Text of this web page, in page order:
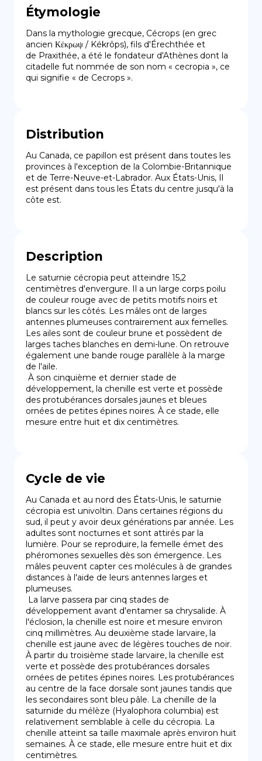
Étymologie
Dans la mythologie grecque, Cécrops (en grec
ancien Κέκρωψ / Kékrôps), fils d'Érechthée et
de Praxithée, a été le fondateur d'Athènes dont la
citadelle fut nommée de son nom « cecropia », ce
qui signifie « de Cecrops ».
Distribution
Au Canada, ce papillon est présent dans toutes les
provinces à l'exception de la Colombie-Britannique
et de Terre-Neuve-et-Labrador. Aux États-Unis, Il
est présent dans tous les États du centre jusqu'à la
côte est.
Description
Le saturnie cécropia peut atteindre 15,2
centimètres d'envergure. Il a un large corps poilu
de couleur rouge avec de petits motifs noirs et
blancs sur les côtés. Les mâles ont de larges
antennes plumeuses contrairement aux femelles.
Les ailes sont de couleur brune et possèdent de
larges taches blanches en demi-lune. On retrouve
également une bande rouge parallèle à la marge
de l'aile.
développement, la chenille est verte et possède
des protubérances dorsales jaunes et bleues
ornées de petites épines noires. À ce stade, elle
mesure entre huit et dix centimètres.
Cycle de vie
Au Canada et au nord des États-Unis, le saturnie
cécropia est univoltin. Dans certaines régions du
sud, il peut y avoir deux générations par année. Les
adultes sont nocturnes et sont attirés par la
lumière. Pour se reproduire, la femelle émet des
phéromones sexuelles dès son émergence. Les
mâles peuvent capter ces molécules à de grandes
distances à l'aide de leurs antennes larges et
plumeuses.
développement avant d'entamer sa chrysalide. À
l'éclosion, la chenille est noire et mesure environ
cinq millimètres. Au deuxième stade larvaire, la
chenille est jaune avec de légères touches de noir.
À partir du troisième stade larvaire, la chenille est
verte et possède des protubérances dorsales
ornées de petites épines noires. Les protubérances
au centre de la face dorsale sont jaunes tandis que
les secondaires sont bleu pâle. La chenille de la
saturnide du mélèze (Hyalophora columbia) est
relativement semblable à celle du cécropia. La
chenille atteint sa taille maximale après environ huit
semaines. À ce stade, elle mesure entre huit et dix
centimètres.